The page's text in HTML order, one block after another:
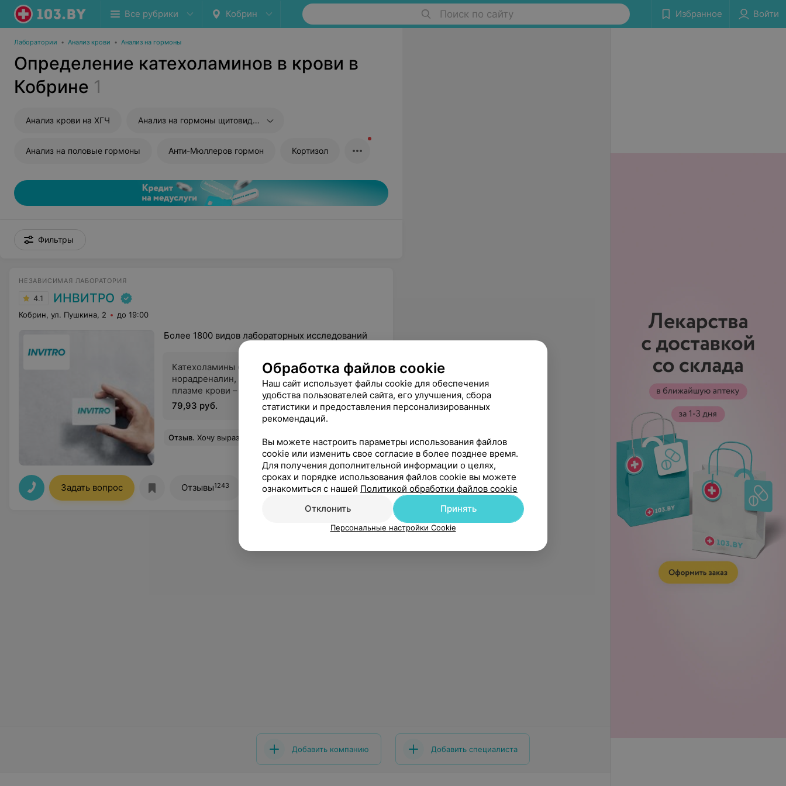
Все рубрики Кобрин Поиск по сайту Избранное Войти
Лаборатории • Анализ крови • Анализ на гормоны
Определение катехоламинов в крови в
Кобрине 1
Анализ крови на ХГЧ Анализ на гормоны щитовидной железы
Анализ на половые гормоны Анти-Мюллеров гормон Кортизол
Фильтры
НЕЗАВИСИМАЯ ЛАБОРАТОРИЯ
4.1 ИНВИТРО
Кобрин, ул. Пушкина, 2 до 19:00
Более 1800 видов лабораторных исследований
Катехоламины (адреналин,
норадреналин, дофамин) в
плазме крови – КАТЕПЛ
79,93 руб.
Метанефрин и
норметанефрин свободные,
плазма
128,40 руб.
и серотонина, разовая моча:
ванилилминдальная
109,12 руб.
Метаболиты адреналина и
230,60 руб.
Отзыв. Хочу выразить благодарность . Процедурной медсестре и администратору ! Сдавала кровь с ребенком инвалидом 31.03.2023 в инвитро город Кобрин . Сдаём уже не впервые . Отношение всегда просто на высоте ! Медицинская работа - на высоте ! Учитывая , что мой ребенок «с плохими венами» попасть с первого раза - настоящие профессионалы ! Помогали держать ребенка , успокоить , а после и вовсе подарки вручили . Ходить к вам - одно удовольствие ! Спасибо за такой сервис и внимание !
Задать вопрос Отзывы1243 Все адреса
Добавить компанию Добавить специалиста
Обработка файлов cookie
Наш сайт использует файлы cookie для обеспечения
удобства пользователей сайта, его улучшения, сбора
статистики и предоставления персонализированных
рекомендаций.
Вы можете настроить параметры использования файлов
cookie или изменить свое согласие в более позднее время.
Для получения дополнительной информации о целях,
сроках и порядке использования файлов cookie вы можете
ознакомиться с нашей Политикой обработки файлов cookie
Отклонить
Принять
Персональные настройки Cookie